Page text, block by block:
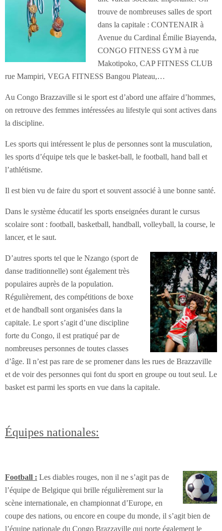
trouve de nombreuses salles de sport
dans la capitale : CONTENAIR à
Avenue du Cardinal Émilie Biayenda,
CONGO FITNESS GYM à rue
Makotipoko, CAP FITNESS CLUB
rue Mampiri, VEGA FITNESS Bangou Plateau,…
Au Congo Brazzaville si le sport est d’abord une affaire d’hommes,
on retrouve des femmes intéressées au lifestyle qui sont actives dans
la discipline.
Les sports qui intéressent le plus de personnes sont la musculation,
les sports d’équipe tels que le basket-ball, le football, hand ball et
l’athlétisme.
Il est bien vu de faire du sport et souvent associé à une bonne santé.
Dans le système éducatif les sports enseignées durant le cursus
scolaire sont : football, basketball, handball, volleyball, la course, le
lancer, et le saut.
D’autres sports tel que le Nzango (sport de
danse traditionnelle) sont également très
populaires auprès de la population.
Régulièrement, des compétitions de boxe
et de handball sont organisées dans la
capitale. Le sport s’agit d’une discipline
forte du Congo, il est pratiqué par de
nombreuses personnes de toutes classes
d’âge. Il n’est pas rare de se promener dans les rues de Brazzaville
et de voir des personnes qui font du sport en groupe ou tout seul. Le
basket est parmi les sports en vue dans la capitale.
Équipes nationales:
Football : Les diables rouges, non il ne s’agit pas de
l’équipe de Belgique qui brille régulièrement sur la
scène internationale, en championnat d’Europe, en
coupe des nations, ou encore en coupe du monde, il s’agit bien de
l’équipe nationale du Congo Brazzaville qui porte également le